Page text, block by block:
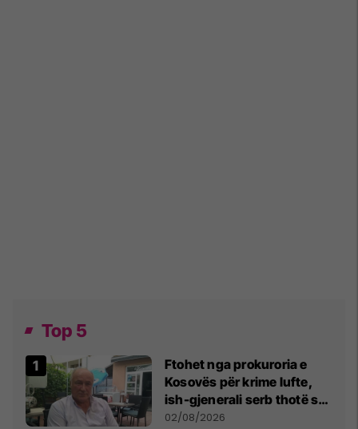
Top 5
Ftohet nga prokuroria e
Kosovës për krime lufte,
ish-gjenerali serb thotë se
dikush e tradhtoi në
02/08/2026